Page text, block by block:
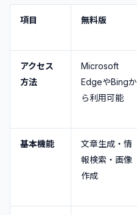
項目 無料版
アクセス
方法
Microsoft
EdgeやBingか
ら利用可能
基本機能
文章生成・情
報検索・画像
作成